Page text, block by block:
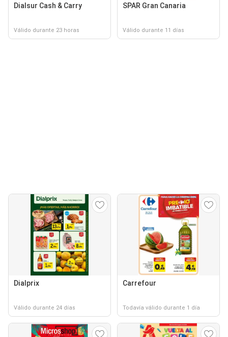
Dialsur Cash & Carry
Válido durante 23 horas
SPAR Gran Canaria
Válido durante 11 días
Dialprix
Válido durante 24 días
Carrefour
Todavía válido durante 1 día